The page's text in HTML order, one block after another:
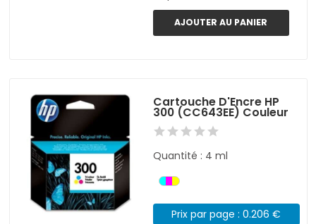
AJOUTER AU PANIER
Cartouche D'Encre HP
300 (CC643EE) Couleur
Quantité : 4 ml
Prix par page : 0.206 €